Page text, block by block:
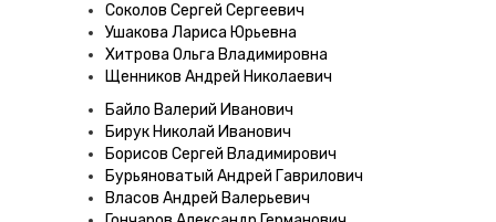
Соколов Сергей Сергеевич
Ушакова Лариса Юрьевна
Хитрова Ольга Владимировна
Щенников Андрей Николаевич
Байло Валерий Иванович
Бирук Николай Иванович
Борисов Сергей Владимирович
Бурьяноватый Андрей Гаврилович
Власов Андрей Валерьевич